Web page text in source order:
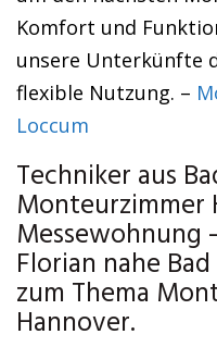
Komfort und
unsere Unterkünfte
flexible Nutzung. –
Loccum
Techniker aus
Monteurzimmer
Messewohnung
Florian nahe
zum Thema
Hannover.